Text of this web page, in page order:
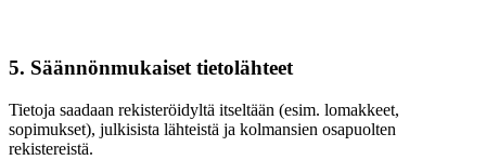
5. Säännönmukaiset tietolähteet
Tietoja saadaan rekisteröidyltä itseltään (esim. lomakkeet,
sopimukset), julkisista lähteistä ja kolmansien osapuolten
rekistereistä.